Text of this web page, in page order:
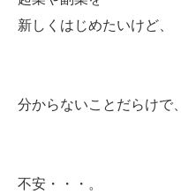
新しくはじめたいけど、
分からないことだらけで、
不安・・・。